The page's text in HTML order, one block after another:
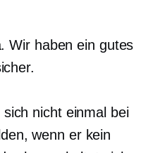
Wir haben ein gutes
nicht einmal bei
wenn er kein